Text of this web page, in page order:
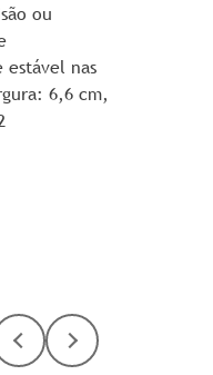
ou
nas
: 6,6 cm,